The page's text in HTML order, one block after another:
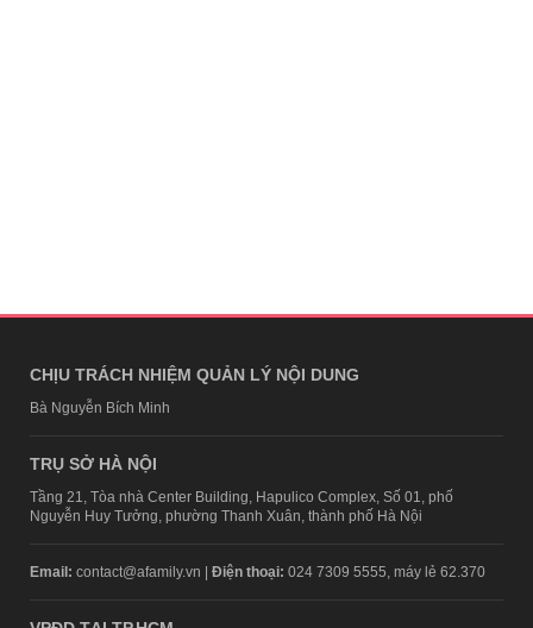
CHỊU TRÁCH NHIỆM QUẢN LÝ NỘI DUNG
Bà Nguyễn Bích Minh
TRỤ SỞ HÀ NỘI
Tầng 21, Tòa nhà Center Building, Hapulico Complex, Số 01, phố
Nguyễn Huy Tưởng, phường Thanh Xuân, thành phố Hà Nội
Email: contact@afamily.vn | Điện thoại: 024 7309 5555, máy lẻ 62.370